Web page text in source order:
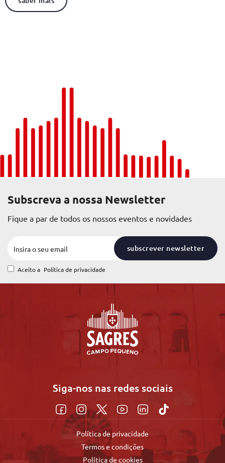
Subscreva a nossa Newsletter
Fique a par de todos os nossos eventos e novidades
subscrever newsletter
Aceito a Política de privacidade
Siga-nos nas redes sociais
Política de privacidade
Termos e condições
Política de cookies